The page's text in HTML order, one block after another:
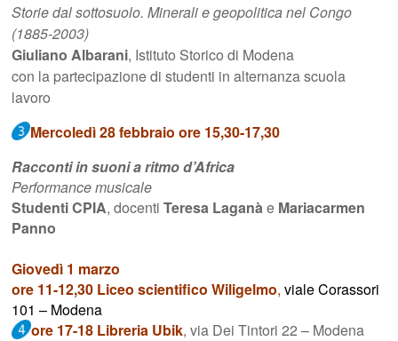
Storie dal sottosuolo. Minerali e geopolitica nel Congo
(1885-2003)
Giuliano Albarani, Istituto Storico di Modena
con la partecipazione di studenti in alternanza scuola
lavoro
Mercoledì 28 febbraio ore 15,30-17,30
Racconti in suoni a ritmo d’Africa
Performance musicale
Studenti CPIA, docentiTeresa Laganàe Mariacarmen
Panno
Giovedì 1 marzo
ore 11-12,30 Liceo scientifico Wiligelmo, viale Corassori
101 – Modena
ore 17-18 Libreria Ubik, via Dei Tintori 22 – Modena